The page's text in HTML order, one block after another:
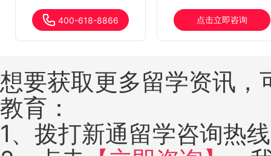
400-618-8866 点击立即咨询
想要获取更多留学资讯
教育：
1、拨打新通留学咨询热